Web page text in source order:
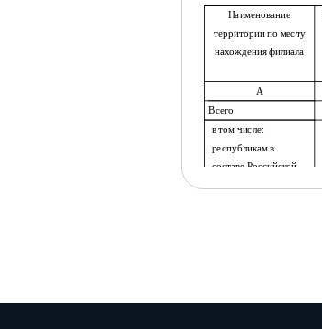
Наименование
территории по месту
нахождения филиала
А
Всего
в том числе:
республикам в
составе Российской